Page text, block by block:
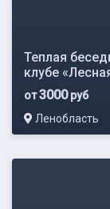
Теплая
клубе
от3000руб
Ленобласть